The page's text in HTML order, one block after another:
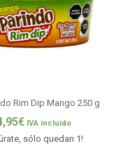
Rim Dip Mango 250 g
€ IVA incluido
sólo quedan 1!